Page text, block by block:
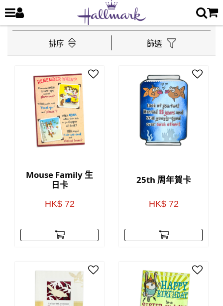
排序 篩選
Mouse Family 生
日卡
HK$ 72
25th 周年賀卡
HK$ 72